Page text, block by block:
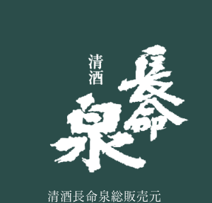
清酒長命泉総販売元